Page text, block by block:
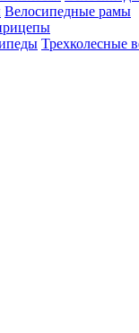
Велосипедные рамы
Трехколесные